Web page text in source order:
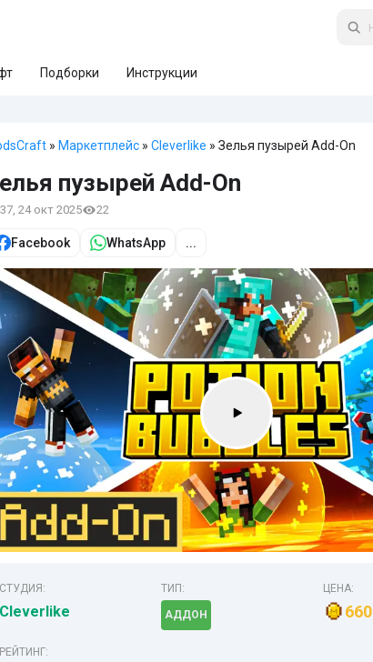
Подборки Инструкции
» Маркетплейс » Cleverlike » Зелья пузырей Add-On
пузырей Add-On
24 окт 2025 22
Facebook WhatsApp ...
СТУДИЯ:
Cleverlike
ТИП:
АДДОН
ЦЕНА:
660
РЕЙТИНГ: